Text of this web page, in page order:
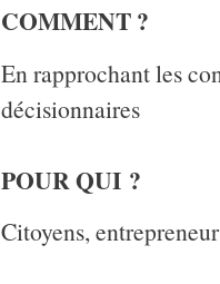
COMMENT ?
En rapprochant les
décisionnaires
POUR QUI ?
Citoyens,